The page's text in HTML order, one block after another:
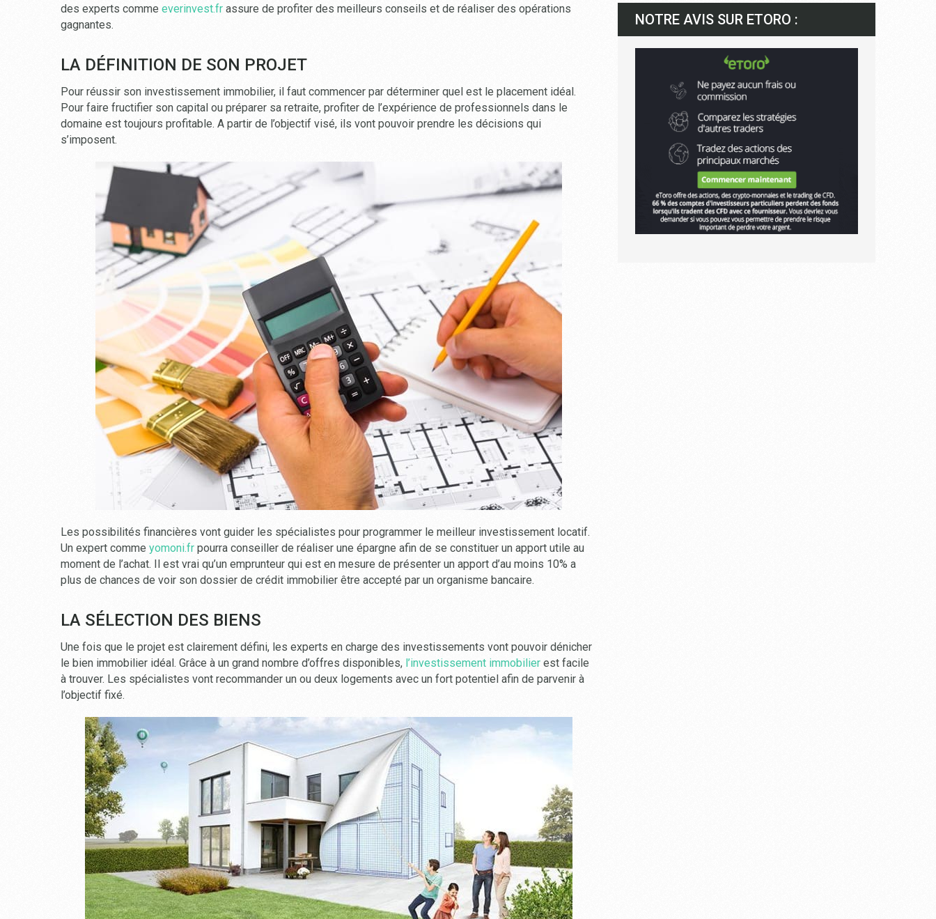
des experts comme everinvest.fr assure de profiter des meilleurs conseils et de réaliser des opérations
gagnantes.
LA DÉFINITION DE SON PROJET
Pour réussir son investissement immobilier, il faut commencer par déterminer quel est le placement idéal.
Pour faire fructifier son capital ou préparer sa retraite, profiter de l’expérience de professionnels dans le
domaine est toujours profitable. A partir de l’objectif visé, ils vont pouvoir prendre les décisions qui
s’imposent.
Les possibilités financières vont guider les spécialistes pour programmer le meilleur investissement locatif.
Un expert comme yomoni.fr pourra conseiller de réaliser une épargne afin de se constituer un apport utile au
moment de l’achat. Il est vrai qu’un emprunteur qui est en mesure de présenter un apport d’au moins 10% a
plus de chances de voir son dossier de crédit immobilier être accepté par un organisme bancaire.
LA SÉLECTION DES BIENS
Une fois que le projet est clairement défini, les experts en charge des investissements vont pouvoir dénicher
le bien immobilier idéal. Grâce à un grand nombre d’offres disponibles, l’investissement immobilier est facile
à trouver. Les spécialistes vont recommander un ou deux logements avec un fort potentiel afin de parvenir à
l’objectif fixé.
NOTRE AVIS SUR ETORO :